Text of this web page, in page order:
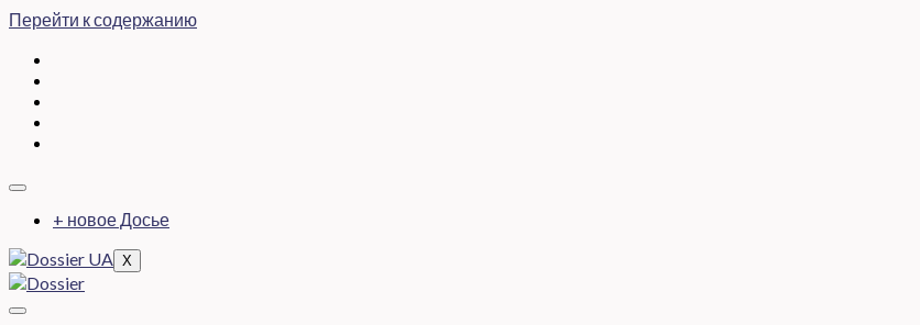
Перейти к содержанию
+ новое Досье
X